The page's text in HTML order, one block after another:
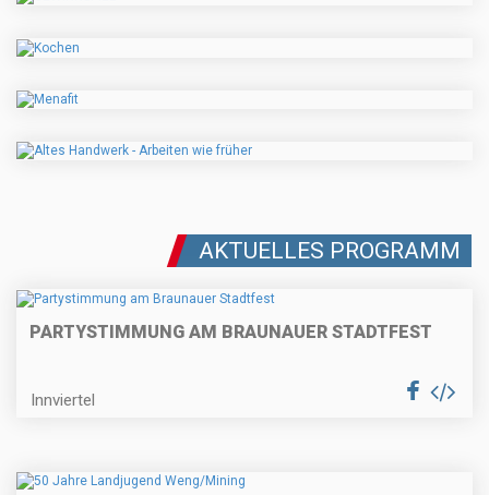
AKTUELLES PROGRAMM
PARTYSTIMMUNG AM BRAUNAUER STADTFEST
Innviertel